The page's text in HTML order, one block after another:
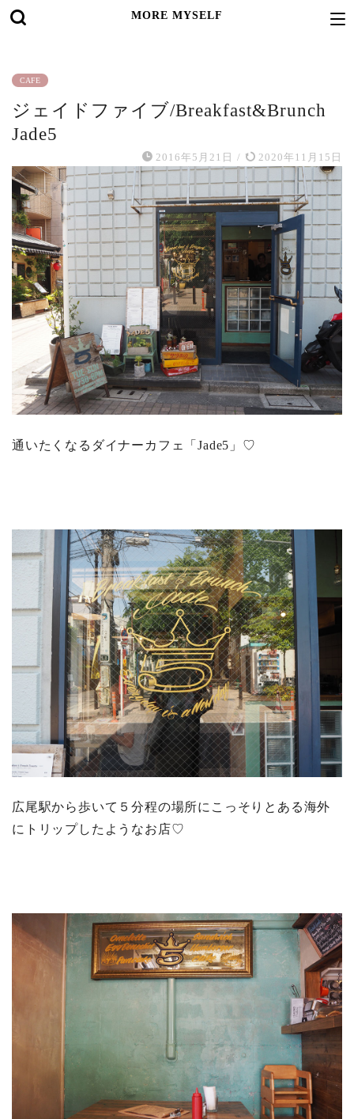
MORE MYSELF
CAFE
ジェイドファイブ/Breakfast&Brunch
Jade5
2016年5月21日 / 2020年11月15日
通いたくなるダイナーカフェ「Jade5」♡
広尾駅から歩いて５分程の場所にこっそりとある海外
にトリップしたようなお店♡